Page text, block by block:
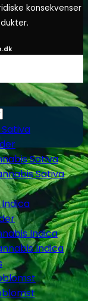
konsekvenser
Sativa
Sativa
Indica
Indica